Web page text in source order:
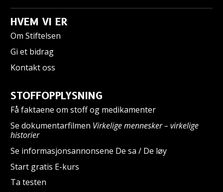
HVEM VI ER
Om Stiftelsen
Gi et bidrag
Kontakt oss
STOFFOPPLYSNING
Få faktaene om stoff og medikamenter
Se dokumentarfilmen Virkelige mennesker – virkelige
historier
Se informasjonsannonsene De sa / De løy
Start gratis E-kurs
Ta testen